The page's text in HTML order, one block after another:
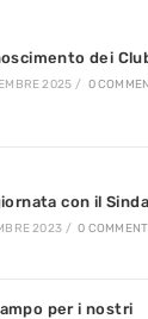
dei
2025 / 0
con il
2023 / 0
per i nostri